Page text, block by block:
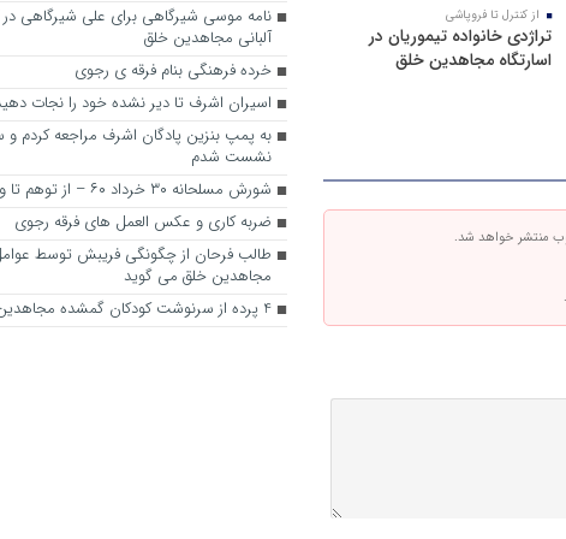
از کنترل تا فروپاشی
تراژدی خانواده تیموریان در
اسارتگاه مجاهدین خلق
منتشر خواهد شد.
نامه موسی شیرگاهی برای علی شیرگاهی
آلبانی مجاهدین خلق
خرده فرهنگی بنام فرقه ی رجوی
اسیران اشرف تا دیر نشده خود را نجات
به پمپ بنزین پادگان اشرف مراجعه کردم و
نشست شدم
شورش مسلحانه ۳۰ خرداد ۶۰ – از توهم تا واقعیت
ضربه کاری و عکس العمل های فرقه رجوی
طالب فرحان از چگونگی فریبش توسط
مجاهدین خلق می گوید
4 پرده از سرنوشت کودکان گمشده مجاهدین خلق